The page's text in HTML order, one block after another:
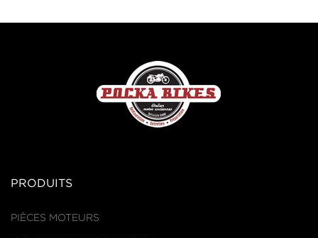
PRODUITS
PIÈCES MOTEURS